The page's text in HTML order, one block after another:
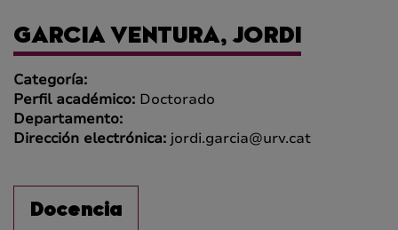
GARCIA VENTURA, JORDI
Categoría:
Perfil académico: Doctorado
Departamento:
Dirección electrónica: jordi.garcia@urv.cat
Docencia